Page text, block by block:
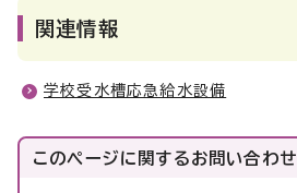
関連情報
学校受水槽応急給水設備
このページに関するお問い合わせ